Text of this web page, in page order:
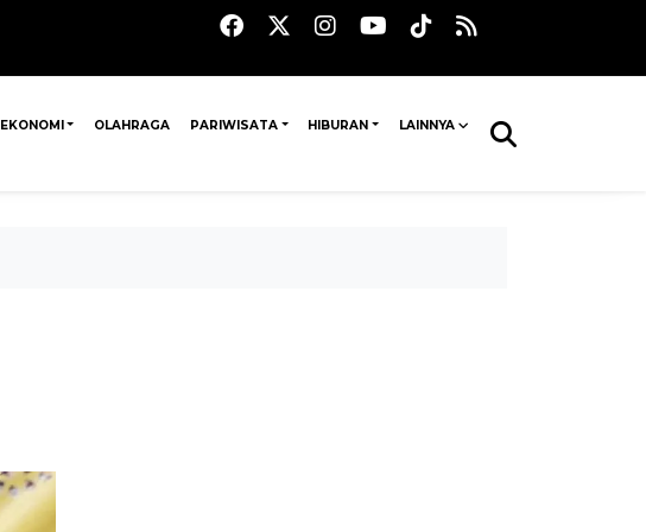
EKONOMI OLAHRAGA PARIWISATA HIBURAN LAINNYA